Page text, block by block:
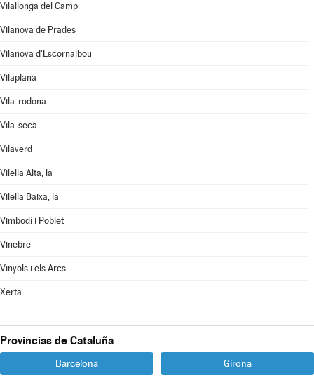
Vilallonga del Camp
Vilanova de Prades
Vilanova d'Escornalbou
Vilaplana
Vila-rodona
Vila-seca
Vilaverd
Vilella Alta, la
Vilella Baixa, la
Vimbodí i Poblet
Vinebre
Vinyols i els Arcs
Xerta
Provincias de Cataluña
Barcelona Girona